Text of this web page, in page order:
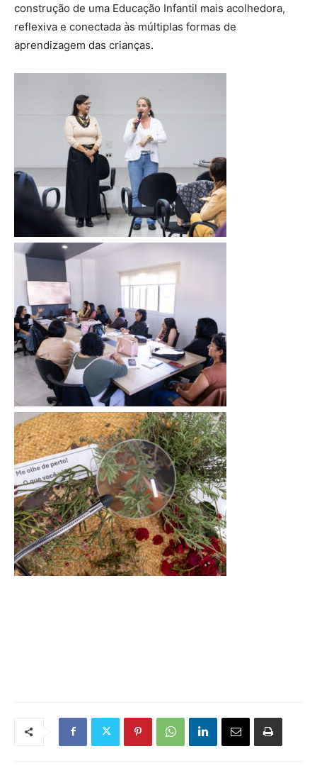
construção de uma Educação Infantil mais acolhedora,
reflexiva e conectada às múltiplas formas de
aprendizagem das crianças.